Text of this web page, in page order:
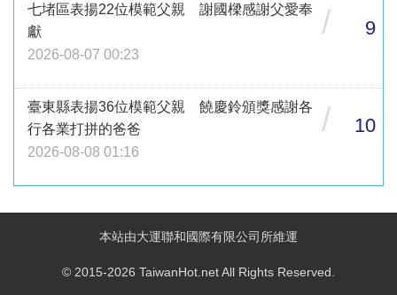
七堵區表揚22位模範父親 謝國樑感謝父愛奉
獻
2026-08-07 00:23
/ 9
臺東縣表揚36位模範父親 饒慶鈴頒獎感謝各
行各業打拼的爸爸
2026-08-08 01:16
/ 10
本站由大運聯和國際有限公司所維運
© 2015-2026 TaiwanHot.net All Rights Reserved.